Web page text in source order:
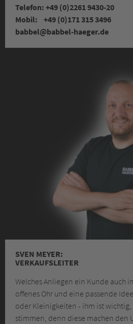
Telefon: +49 (0)2261 9430-20
Mobil: +49 (0)171 315 3496
babbel@babbel-haeger.de
SVEN MEYER:
VERKAUFSLEITER
Welches Anliegen ein Kunde auch
offenes Ohr und eine passende
oder Kleinigkeiten - ihm ist wichtig,
stimmen, denn diese machen den